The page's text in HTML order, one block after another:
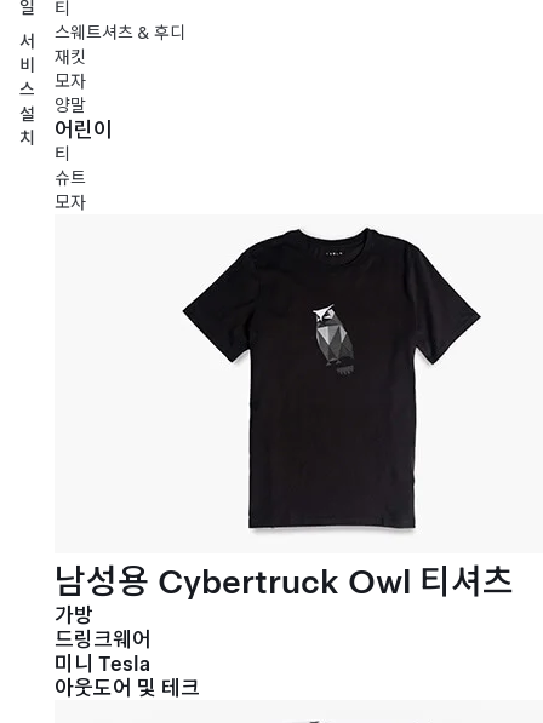
일
서
비
스
설
치
티
스웨트셔츠 & 후디
재킷
모자
양말
어린이
티
슈트
모자
남성용 Cybertruck Owl 티셔츠
가방
드링크웨어
미니 Tesla
아웃도어 및 테크